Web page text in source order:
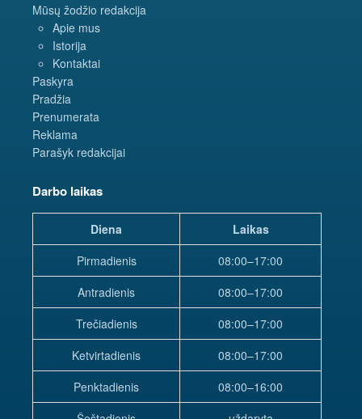
Mūsų žodžio redakcija
Apie mus
Istorija
Kontaktai
Paskyra
Pradžia
Prenumerata
Reklama
Parašyk redakcijai
Darbo laikas
Diena
Laikas
Pirmadienis
08:00–17:00
Antradienis
08:00–17:00
Trečiadienis
08:00–17:00
Ketvirtadienis
08:00–17:00
Penktadienis
08:00–16:00